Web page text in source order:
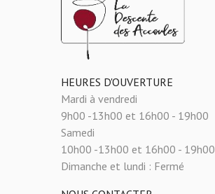
HEURES D'OUVERTURE
Mardi à vendredi
9h00 -13h00 et 16h00 - 19h00
Samedi
10h00 -13h00 et 16h00 - 19h00
Dimanche et lundi : Fermé